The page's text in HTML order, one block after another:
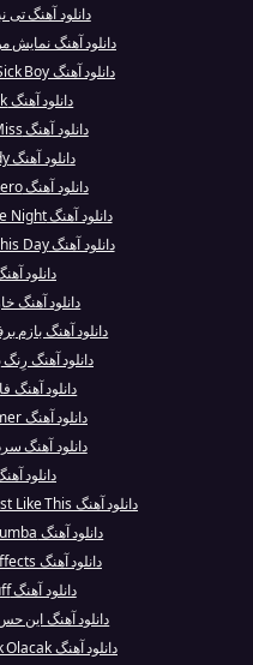
دانلود آهنگ تی
دانلود آهنگ نمایش
دانلود آهنگ Sick Boy از The Chainsmokers
دانلود آهنگ Crack از 2 Chainz
دانلود آهنگ Miss از Florence Road
دانلود آهنگ Body از Sean Paul
دانلود آهنگ Te Venero از ROSALÍA
دانلود آهنگ Sessed One Night از Redman
دانلود آهنگ On This Day از Chris de Burgh
دانلود
دانلود آهنگ
دانلود آهنگ بازم
دانلود آهنگ
دانلود
دانلود آهنگ Daydreamer از Adele
دانلود آهنگ
دانلود
دانلود آهنگ Something Just Like This از The Cha...
دانلود آهنگ Lovumba از Daddy Yankee
دانلود آهنگ Side Effects از Mimi Webb
دانلود آهنگ So Ruff از Redman
دانلود آهنگ این
دانلود آهنگ Olacak Olacak از Demet Akalın